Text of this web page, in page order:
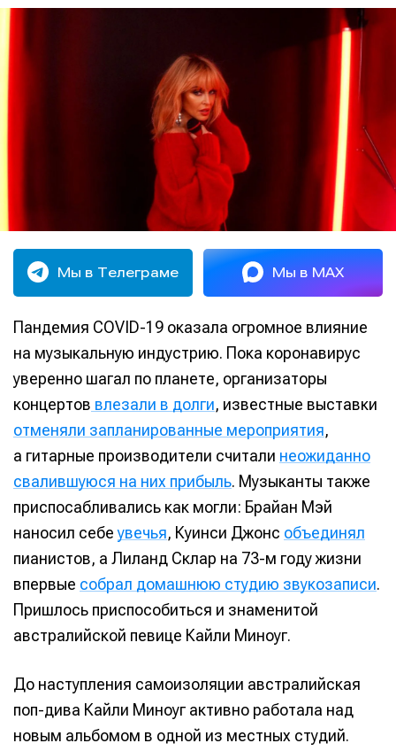
Мы в Телеграме Мы в MAX
Пандемия COVID-19 оказала огромное влияние
на музыкальную индустрию. Пока коронавирус
уверенно шагал по планете, организаторы
концертов влезали в долги, известные выставки
отменяли запланированные мероприятия,
а гитарные производители считали неожиданно
свалившуюся на них прибыль. Музыканты также
приспосабливались как могли: Брайан Мэй
наносил себеувечья, Куинси Джонс объединял
пианистов, а Лиланд Склар на 73-м году жизни
впервые собрал домашнюю студию звукозаписи.
Пришлось приспособиться и знаменитой
австралийской певице Кайли Миноуг.
До наступления самоизоляции австралийская
поп-дива Кайли Миноуг активно работала над
новым альбомом в одной из местных студий.